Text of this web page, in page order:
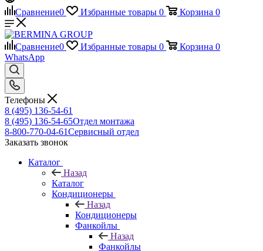
Сравнение0 Избранные товары 0 Корзина 0
Сравнение0 Избранные товары 0 Корзина 0
WhatsApp
Телефоны
8 (495) 136-54-61
8 (495) 136-54-65Отдел монтажа
8-800-770-04-61Сервисный отдел
Заказать звонок
Каталог
Назад
Каталог
Кондиционеры
Назад
Кондиционеры
Фанкойлы
Назад
Фанкойлы